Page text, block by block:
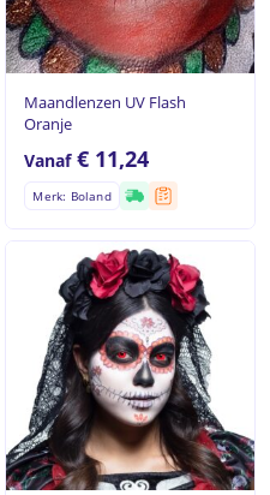
Maandlenzen UV Flash
Oranje
Vanaf€ 11,24
Merk: Boland